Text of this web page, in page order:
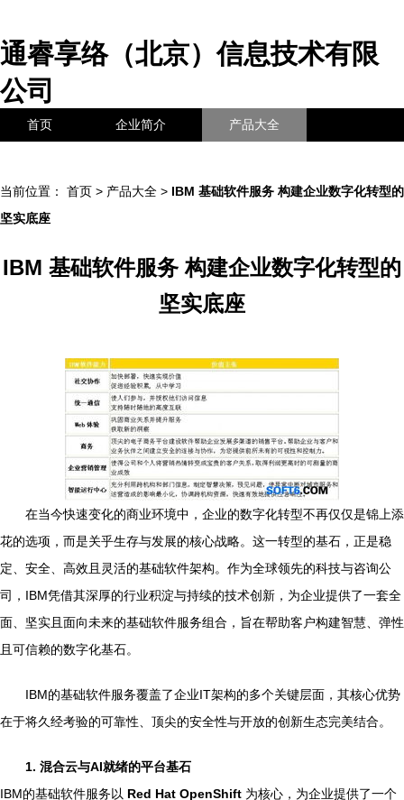
通睿享络（北京）信息技术有限
公司
首页 企业简介 产品大全
当前位置： 首页 > 产品大全 > IBM 基础软件服务 构建企业数字化转型的
坚实底座
IBM 基础软件服务 构建企业数字化转型的
坚实底座
在当今快速变化的商业环境中，企业的数字化转型不再仅仅是锦上添
花的选项，而是关乎生存与发展的核心战略。这一转型的基石，正是稳
定、安全、高效且灵活的基础软件架构。作为全球领先的科技与咨询公
司，IBM凭借其深厚的行业积淀与持续的技术创新，为企业提供了一套全
面、坚实且面向未来的基础软件服务组合，旨在帮助客户构建智慧、弹性
且可信赖的数字化基石。
IBM的基础软件服务覆盖了企业IT架构的多个关键层面，其核心优势
在于将久经考验的可靠性、顶尖的安全性与开放的创新生态完美结合。
1. 混合云与AI就绪的平台基石
IBM的基础软件服务以 Red Hat OpenShift 为核心，为企业提供了一个